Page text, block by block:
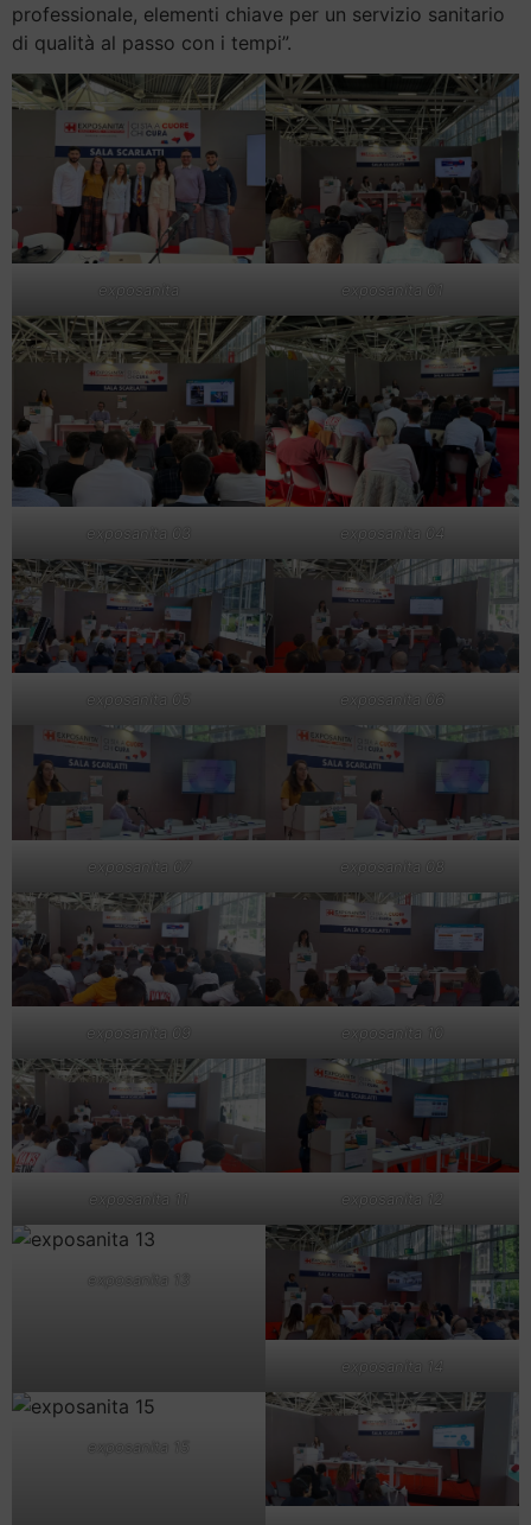
professionale, elementi chiave per un servizio sanitario
di qualità al passo con i tempi”.
exposanita exposanita 01
exposanita 03 exposanita 04
exposanita 05 exposanita 06
exposanita 07 exposanita 08
exposanita 09 exposanita 10
exposanita 11 exposanita 12
exposanita 13
exposanita 14
exposanita 15